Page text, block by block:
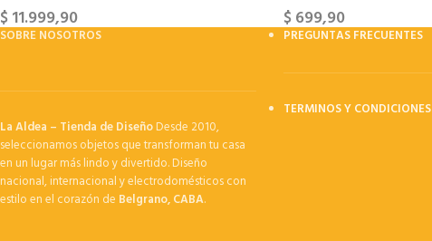
$11.999,90 $699,90
SOBRE NOSOTROS
La Aldea – Tienda de DiseñoDesde 2010,
seleccionamos objetos que transforman tu casa
en un lugar más lindo y divertido. Diseño
nacional, internacional y electrodomésticos con
estilo en el corazón de Belgrano, CABA.
PREGUNTAS FRECUENTES
TERMINOS Y CONDICIONES